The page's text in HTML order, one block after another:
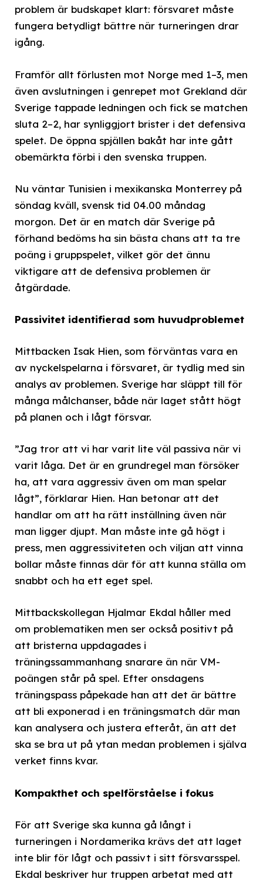
problem är budskapet klart: försvaret måste
fungera betydligt bättre när turneringen drar
igång.
Framför allt förlusten mot Norge med 1–3, men
även avslutningen i genrepet mot Grekland där
Sverige tappade ledningen och fick se matchen
sluta 2–2, har synliggjort brister i det defensiva
spelet. De öppna spjällen bakåt har inte gått
obemärkta förbi i den svenska truppen.
Nu väntar Tunisien i mexikanska Monterrey på
söndag kväll, svensk tid 04.00 måndag
morgon. Det är en match där Sverige på
förhand bedöms ha sin bästa chans att ta tre
poäng i gruppspelet, vilket gör det ännu
viktigare att de defensiva problemen är
åtgärdade.
Passivitet identifierad som huvudproblemet
Mittbacken Isak Hien, som förväntas vara en
av nyckelspelarna i försvaret, är tydlig med sin
analys av problemen. Sverige har släppt till för
många målchanser, både när laget stått högt
på planen och i lågt försvar.
”Jag tror att vi har varit lite väl passiva när vi
varit låga. Det är en grundregel man försöker
ha, att vara aggressiv även om man spelar
lågt”, förklarar Hien. Han betonar att det
handlar om att ha rätt inställning även när
man ligger djupt. Man måste inte gå högt i
press, men aggressiviteten och viljan att vinna
bollar måste finnas där för att kunna ställa om
snabbt och ha ett eget spel.
Mittbackskollegan Hjalmar Ekdal håller med
om problematiken men ser också positivt på
att bristerna uppdagades i
träningssammanhang snarare än när VM-
poängen står på spel. Efter onsdagens
träningspass påpekade han att det är bättre
att bli exponerad i en träningsmatch där man
kan analysera och justera efteråt, än att det
ska se bra ut på ytan medan problemen i själva
verket finns kvar.
Kompakthet och spelförståelse i fokus
För att Sverige ska kunna gå långt i
turneringen i Nordamerika krävs det att laget
inte blir för lågt och passivt i sitt försvarsspel.
Ekdal beskriver hur truppen arbetat med att